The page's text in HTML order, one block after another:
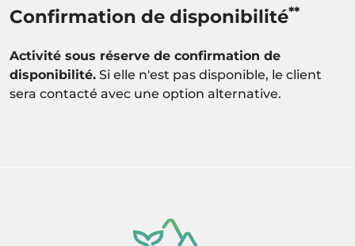
Confirmation de disponibilité**
Activité sous réserve de confirmation de
disponibilité. Si elle n'est pas disponible, le client
sera contacté avec une option alternative.